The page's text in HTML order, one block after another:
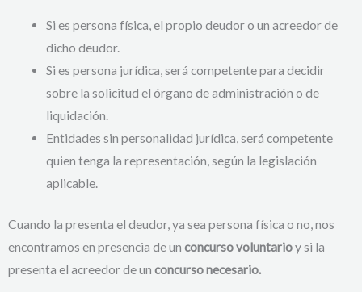
Si es persona física, el propio deudor o un acreedor de
dicho deudor.
Si es persona jurídica, será competente para decidir
sobre la solicitud el órgano de administración o de
liquidación.
Entidades sin personalidad jurídica, será competente
quien tenga la representación, según la legislación
aplicable.
Cuando la presenta el deudor, ya sea persona física o no, nos
encontramos en presencia de un concurso voluntarioy si la
presenta el acreedor de un concurso necesario.